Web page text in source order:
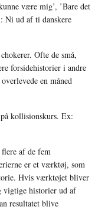
være mig’, ’Bare det
Ni ud af ti danskere
Ofte de små,
forsidehistorier i andre
en måned
kollisionskurs. Ex:
af de fem
er et værktøj, som
Hvis værktøjet bliver
vigtige historier ud af
resultatet blive